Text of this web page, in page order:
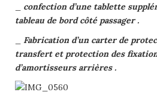
confection d’une tablette
tableau de bord côté passager .
Fabrication d’un carter de
transfert et protection des
d’amortisseurs arrières .